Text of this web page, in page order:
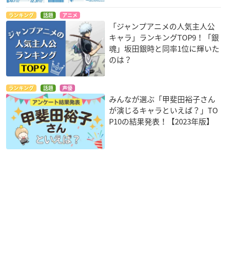
ランキング 話題 アニメ
「ジャンプアニメの人気主人公
キャラ」ランキングTOP9！「銀
魂」坂田銀時と同率1位に輝いた
のは？
ランキング 話題 声優
みんなが選ぶ「甲斐田裕子さん
が演じるキャラといえば？」TO
P10の結果発表！【2023年版】